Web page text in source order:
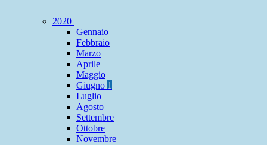
2020
Gennaio
Febbraio
Marzo
Aprile
Maggio
Giugno 1
Luglio
Agosto
Settembre
Ottobre
Novembre